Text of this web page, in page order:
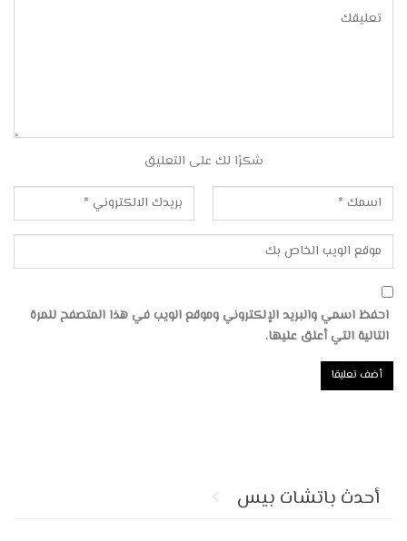
شكرًا لك على التعليق
احفظ اسمي والبريد الإلكتروني وموقع الويب في هذا المتصفح للمرة
التالية التي أعلق عليها.
أحدث باتشات بيس